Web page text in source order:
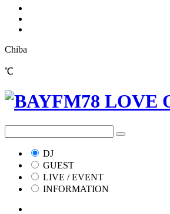
Chiba
℃
DJ
GUEST
LIVE / EVENT
INFORMATION